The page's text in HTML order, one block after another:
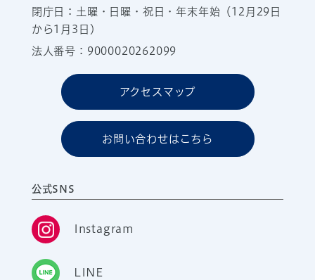
閉庁日：土曜・日曜・祝日・年末年始（12月29日
から1月3日）
法人番号：9000020262099
アクセスマップ
お問い合わせはこちら
公式SNS
Instagram
LINE